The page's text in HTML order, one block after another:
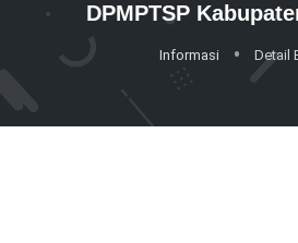
DPMPTSP
Informasi Detail